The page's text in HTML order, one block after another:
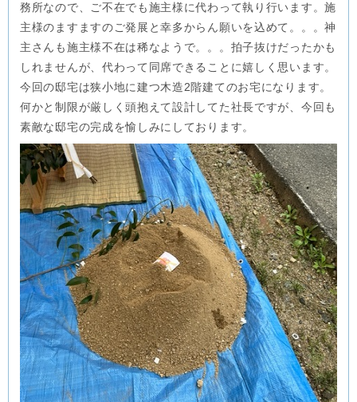
務所なので、ご不在でも施主様に代わって執り行います。施
主様のますますのご発展と幸多からん願いを込めて。。。神
主さんも施主様不在は稀なようで。。。拍子抜けだったかも
しれませんが、代わって同席できることに嬉しく思います。
今回の邸宅は狭小地に建つ木造2階建てのお宅になります。
何かと制限が厳しく頭抱えて設計してた社長ですが、今回も
素敵な邸宅の完成を愉しみにしております。